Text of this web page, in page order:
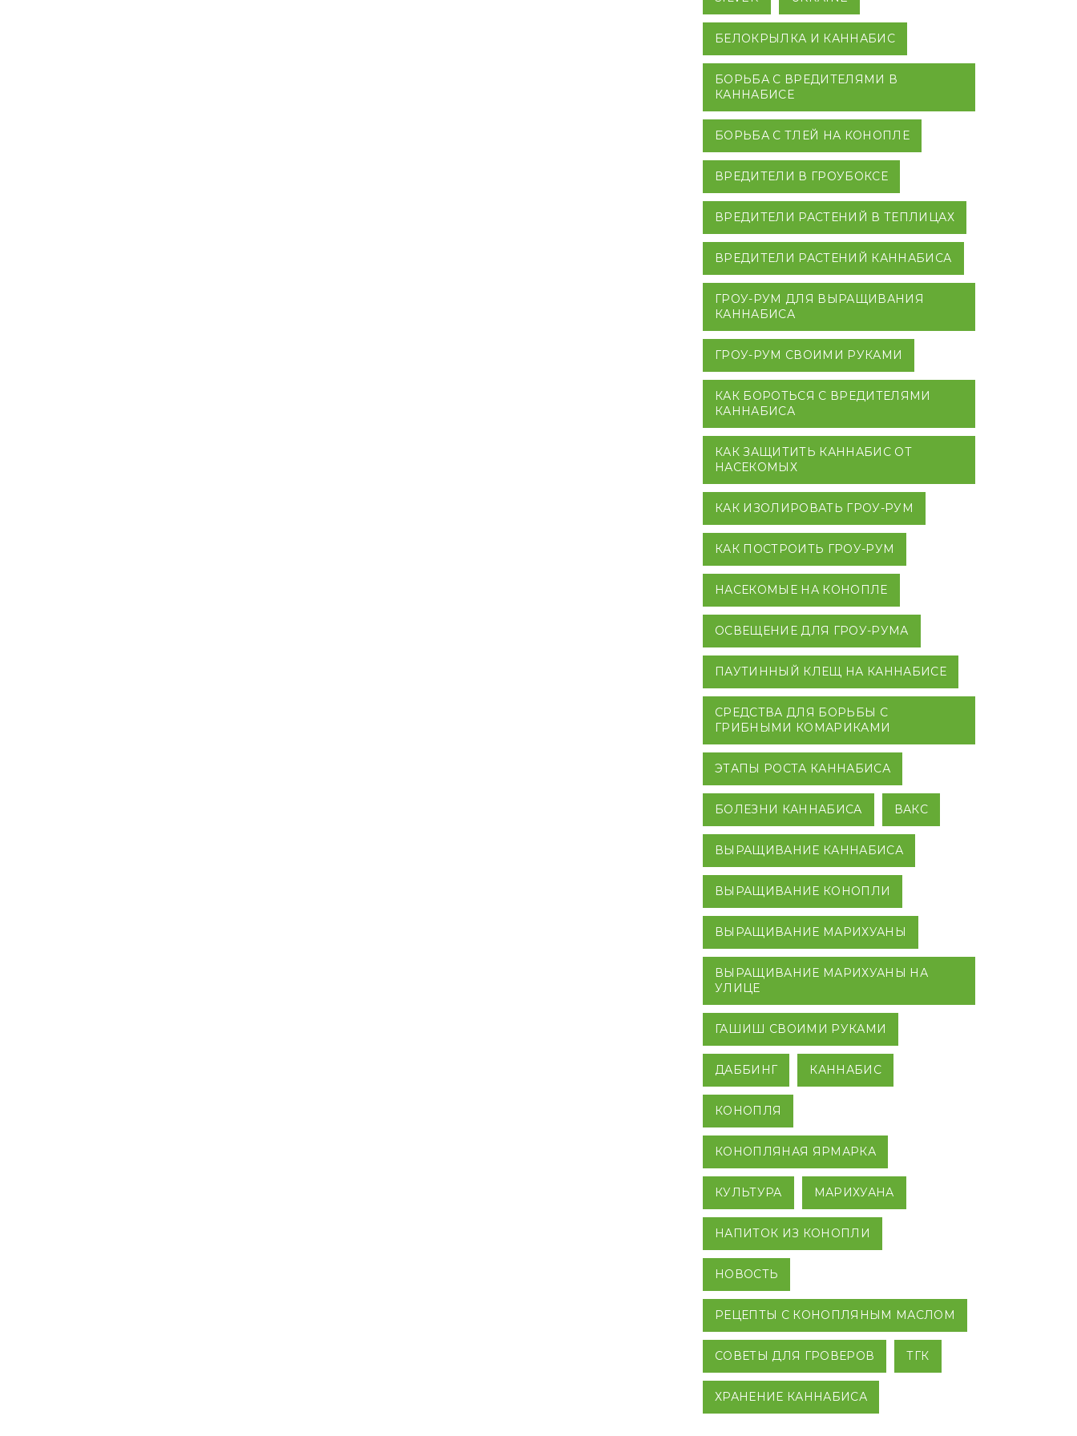
БЕЛОКРЫЛКА И КАННАБИС
БОРЬБА С ВРЕДИТЕЛЯМИ В
КАННАБИСЕ
БОРЬБА С ТЛЕЙ НА КОНОПЛЕ
ВРЕДИТЕЛИ В ГРОУБОКСЕ
ВРЕДИТЕЛИ РАСТЕНИЙ В ТЕПЛИЦАХ
ВРЕДИТЕЛИ РАСТЕНИЙ КАННАБИСА
ГРОУ-РУМ ДЛЯ ВЫРАЩИВАНИЯ
КАННАБИСА
ГРОУ-РУМ СВОИМИ РУКАМИ
КАК БОРОТЬСЯ С ВРЕДИТЕЛЯМИ
КАННАБИСА
КАК ЗАЩИТИТЬ КАННАБИС ОТ
НАСЕКОМЫХ
КАК ИЗОЛИРОВАТЬ ГРОУ-РУМ
КАК ПОСТРОИТЬ ГРОУ-РУМ
НАСЕКОМЫЕ НА КОНОПЛЕ
ОСВЕЩЕНИЕ ДЛЯ ГРОУ-РУМА
ПАУТИННЫЙ КЛЕЩ НА КАННАБИСЕ
СРЕДСТВА ДЛЯ БОРЬБЫ С
ГРИБНЫМИ КОМАРИКАМИ
ЭТАПЫ РОСТА КАННАБИСА
БОЛЕЗНИ КАННАБИСА ВАКС
ВЫРАЩИВАНИЕ КАННАБИСА
ВЫРАЩИВАНИЕ КОНОПЛИ
ВЫРАЩИВАНИЕ МАРИХУАНЫ
ВЫРАЩИВАНИЕ МАРИХУАНЫ НА
УЛИЦЕ
ГАШИШ СВОИМИ РУКАМИ
ДАББИНГ КАННАБИС
КОНОПЛЯ
КОНОПЛЯНАЯ ЯРМАРКА
КУЛЬТУРА МАРИХУАНА
НАПИТОК ИЗ КОНОПЛИ
НОВОСТЬ
РЕЦЕПТЫ С КОНОПЛЯНЫМ МАСЛОМ
СОВЕТЫ ДЛЯ ГРОВЕРОВ ТГК
ХРАНЕНИЕ КАННАБИСА